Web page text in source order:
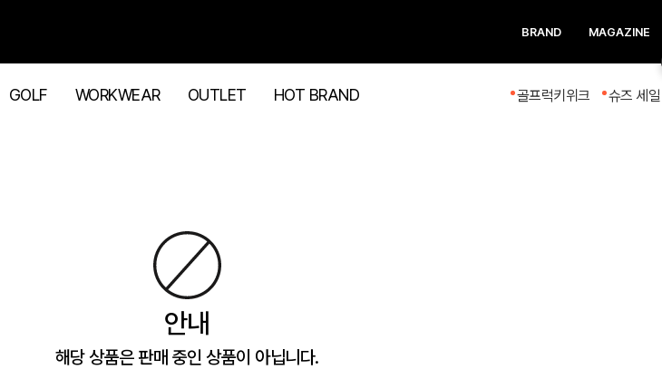
BRAND MAGAZINE
GOLF WORKWEAR OUTLET HOT BRAND 골프럭키위크 슈즈 세
안내
해당 상품은 판매 중인 상품이 아닙니다.